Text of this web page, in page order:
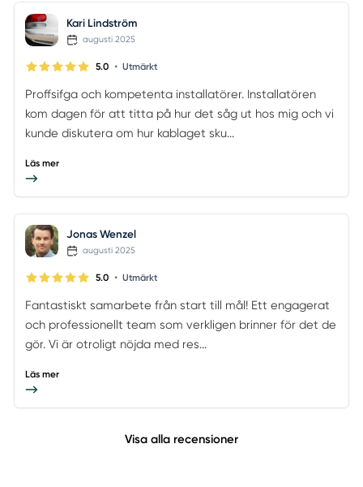
Kari Lindström
augusti 2025
5.0 • Utmärkt
Proffsifga och kompetenta installatörer. Installatören
kom dagen för att titta på hur det såg ut hos mig och vi
kunde diskutera om hur kablaget sku...
Läs mer
Jonas Wenzel
augusti 2025
5.0 • Utmärkt
Fantastiskt samarbete från start till mål! Ett engagerat
och professionellt team som verkligen brinner för det de
gör. Vi är otroligt nöjda med res...
Läs mer
Visa alla recensioner